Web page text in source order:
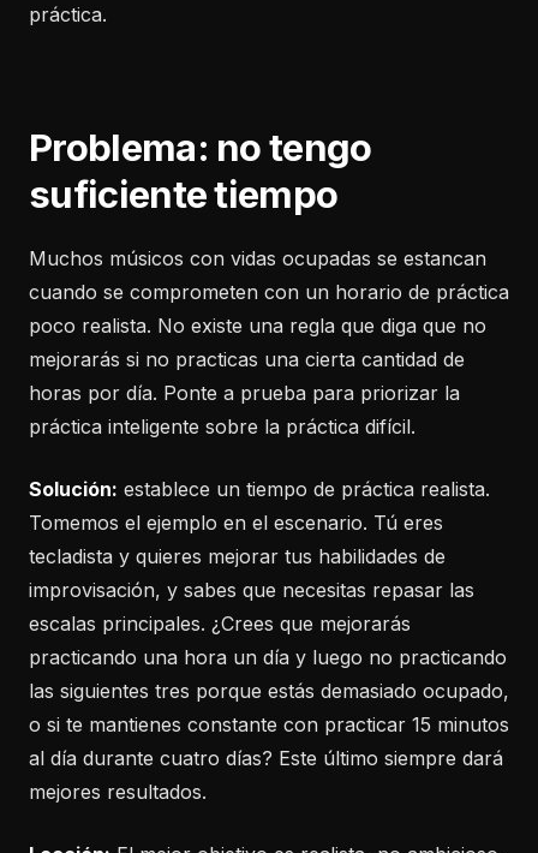
práctica.
Problema: no tengo
suficiente tiempo
Muchos músicos con vidas ocupadas se estancan
cuando se comprometen con un horario de práctica
poco realista. No existe una regla que diga que no
mejorarás si no practicas una cierta cantidad de
horas por día. Ponte a prueba para priorizar la
práctica inteligente sobre la práctica difícil.
Solución: establece un tiempo de práctica realista.
Tomemos el ejemplo en el escenario. Tú eres
tecladista y quieres mejorar tus habilidades de
improvisación, y sabes que necesitas repasar las
escalas principales. ¿Crees que mejorarás
practicando una hora un día y luego no practicando
las siguientes tres porque estás demasiado ocupado,
o si te mantienes constante con practicar 15 minutos
al día durante cuatro días? Este último siempre dará
mejores resultados.